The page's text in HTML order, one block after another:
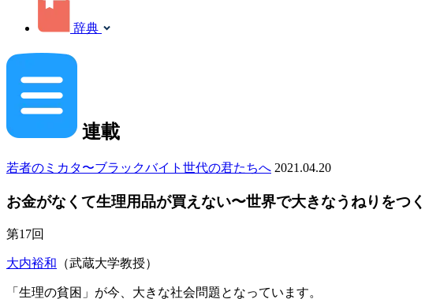
辞典
連載
若者のミカタ〜ブラックバイト世代の君たちへ 2021.04.20
お金がなくて生理用品が買えない〜世界で大きなうねりをつ
第17回
大内裕和 （武蔵大学教授）
「生理の貧困」が今、大きな社会問題となっています。